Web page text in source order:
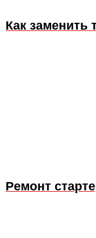
Как заменить
Ремонт